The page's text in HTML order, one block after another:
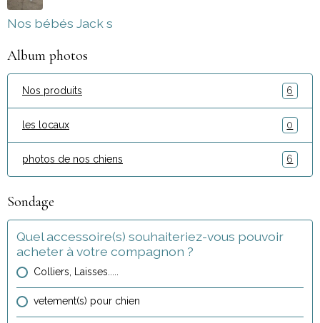
Nos bébés Jack s
Album photos
Nos produits 6
les locaux 0
photos de nos chiens 6
Sondage
Quel accessoire(s) souhaiteriez-vous pouvoir
acheter à votre compagnon ?
Colliers, Laisses.....
vetement(s) pour chien